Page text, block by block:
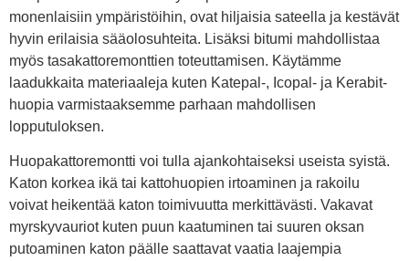
monenlaisiin ympäristöihin, ovat hiljaisia sateella ja kestävät
hyvin erilaisia sääolosuhteita. Lisäksi bitumi mahdollistaa
myös tasakattoremonttien toteuttamisen. Käytämme
laadukkaita materiaaleja kuten Katepal-, Icopal- ja Kerabit-
huopia varmistaaksemme parhaan mahdollisen
lopputuloksen.
Huopakattoremontti voi tulla ajankohtaiseksi useista syistä.
Katon korkea ikä tai kattohuopien irtoaminen ja rakoilu
voivat heikentää katon toimivuutta merkittävästi. Vakavat
myrskyvauriot kuten puun kaatuminen tai suuren oksan
putoaminen katon päälle saattavat vaatia laajempia